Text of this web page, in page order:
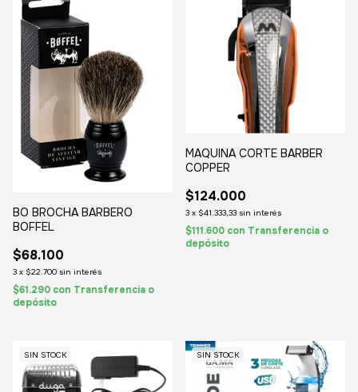
BO BROCHA BARBERO
BOFFEL
$68.100
3 x $22.700 sin interés
$61.290 con Transferencia o
depósito
MAQUINA CORTE BARBER
COPPER
$124.000
3 x $41.333,33 sin interés
$111.600 con Transferencia o
depósito
SIN STOCK SIN STOCK